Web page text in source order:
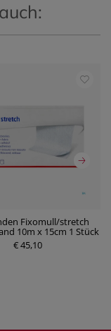
Fixomull/stretch
10m x 15cm 1 Stück
€ 45,10
P